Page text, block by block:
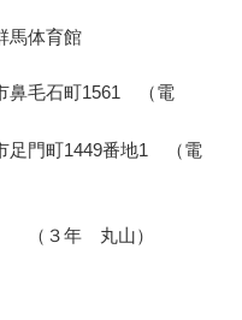
館
毛石町1561 （電
1449番地1 （電
（３年 丸山）